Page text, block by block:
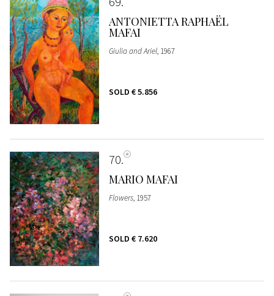
ANTONIETTA RAPHAËL
MAFAI
Giulia and Ariel, 1967
SOLD € 5.856
70
MARIO MAFAI
Flowers, 1957
SOLD € 7.620